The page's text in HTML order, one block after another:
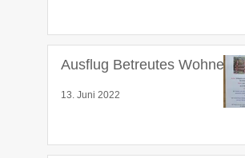
Ausflug Betreutes Wohnen
13. Juni 2022